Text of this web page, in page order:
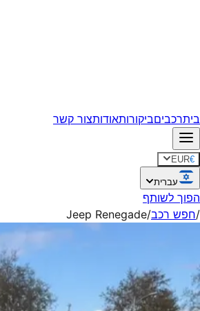
ביתרכביםביקורותאודותצור קשר
€
EUR
עברית
הפוך לשותף
/חפש רכב/
Jeep Renegade